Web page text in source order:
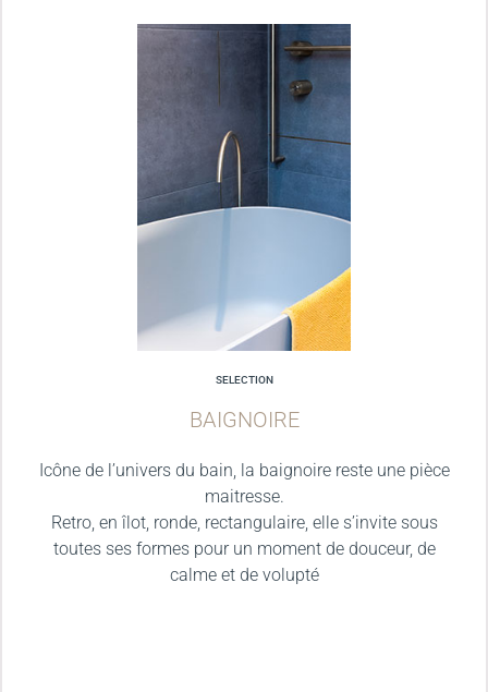
SELECTION
BAIGNOIRE
Icône de l’univers du bain, la baignoire reste une pièce
maitresse.
Retro, en îlot, ronde, rectangulaire, elle s’invite sous
toutes ses formes pour un moment de douceur, de
calme et de volupté